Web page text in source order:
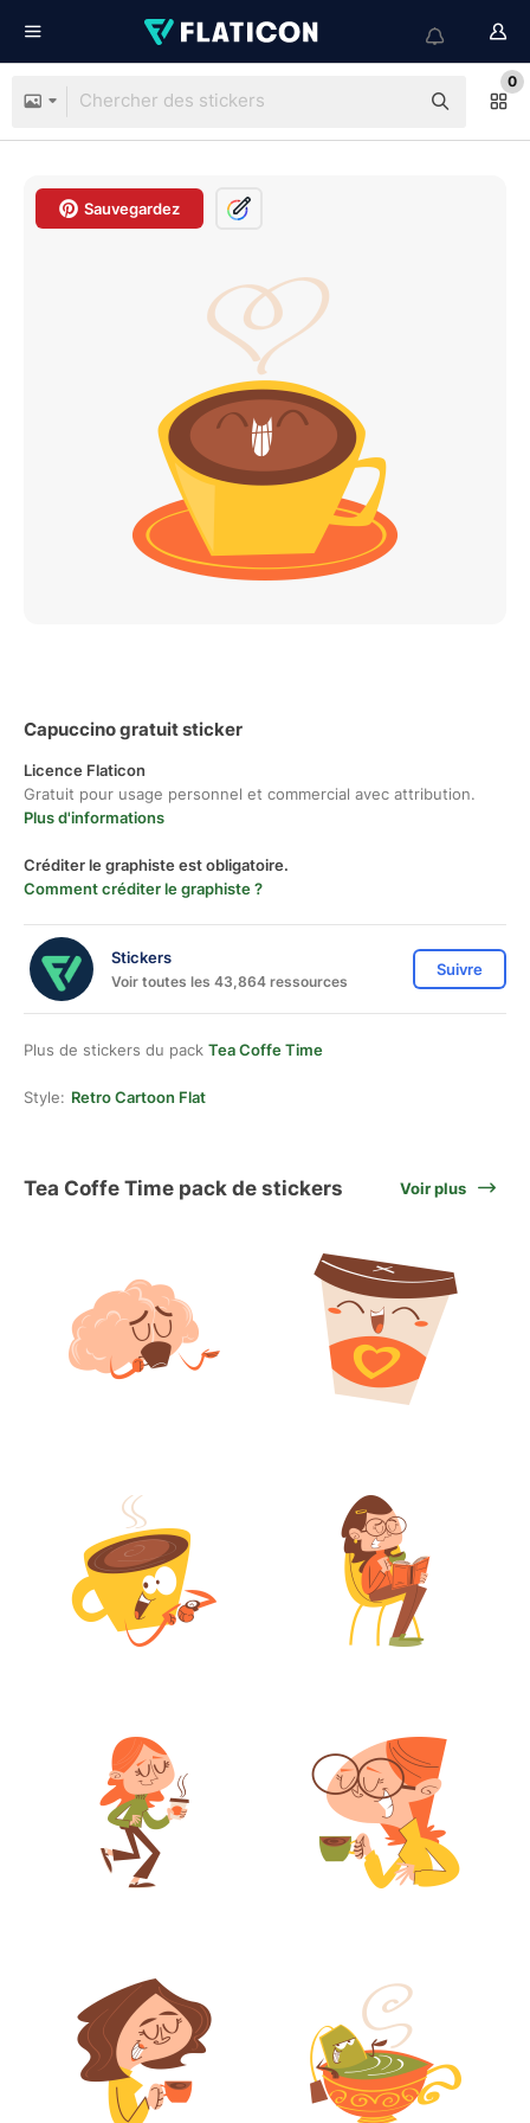
0
Sauvegardez
Capuccino gratuit sticker
Licence Flaticon
Gratuit pour usage personnel et commercial avec attribution.
Plus d'informations
Créditer le graphiste est obligatoire.
Comment créditer le graphiste ?
Stickers
Voir toutes les 43,864 ressources
Suivre
Plus de stickers du pack Tea Coffe Time
Style: Retro Cartoon Flat
Tea Coffe Time pack de stickers Voir plus